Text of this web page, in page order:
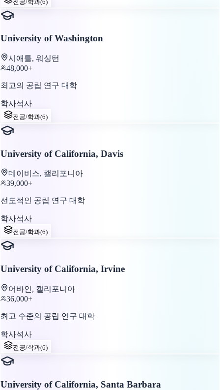
전공/학과(6)
University of Washington
시애틀, 워싱턴
48,000+
최고의 공립 연구 대학
학사석사
전공/학과(6)
University of California, Davis
데이비스, 캘리포니아
39,000+
선도적인 공립 연구 대학
학사석사
전공/학과(6)
University of California, Irvine
어바인, 캘리포니아
36,000+
최고 수준의 공립 연구 대학
학사석사
전공/학과(6)
University of California, Santa Barbara